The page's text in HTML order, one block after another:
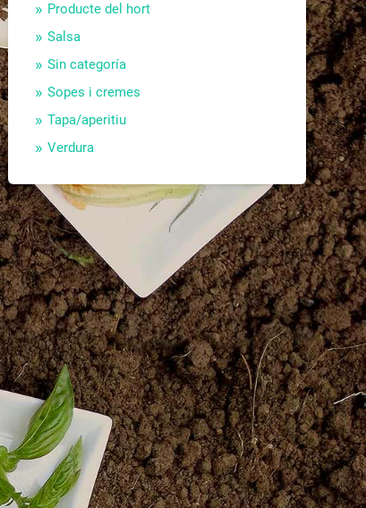
Producte del hort
Salsa
Sin categoría
Sopes i cremes
Tapa/aperitiu
Verdura